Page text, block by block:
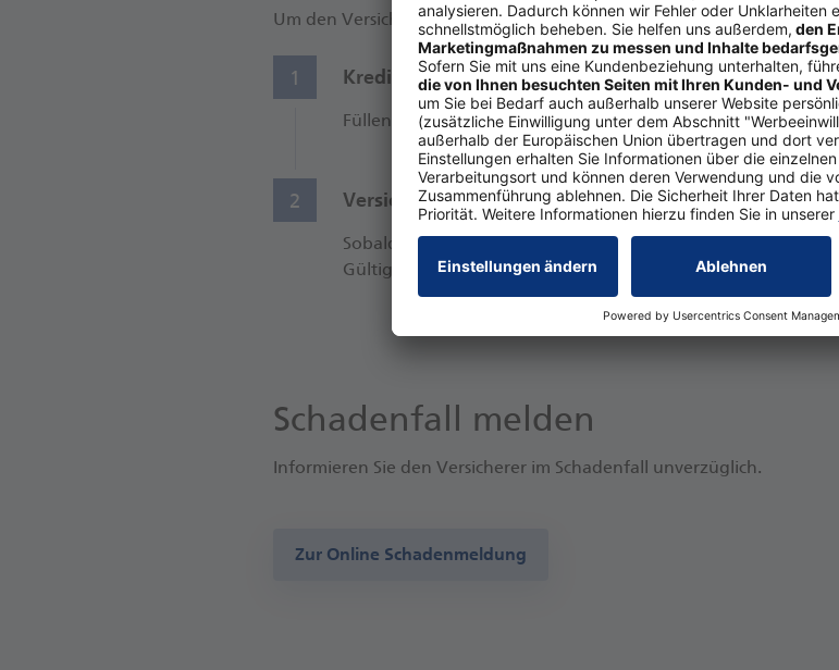
Um den Versicherungsschutz in Anspruch nehmen zu können,
1 Kreditkarte sichern
Füllen Sie ganz einfach den Online-Auftrag für Ihre
2 Versicherungsschutz = Kreditkartengültigkeit
Sobald Sie Ihre Kreditkarte nutzen können, ist auch Ihr
Gültigkeitszeitraum Ihrer Kreditkarte gebunden.
Schadenfall melden
Informieren Sie den Versicherer im Schadenfall unverzüglich.
Zur Online Schadenmeldung